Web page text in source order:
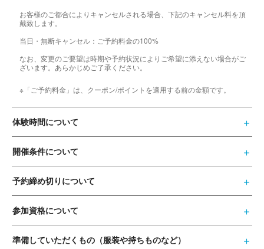
お客様のご都合によりキャンセルされる場合、下記のキャンセル料を頂
戴致します。
当日・無断キャンセル：ご予約料金の100%
なお、変更のご要望は時期や予約状況によりご希望に添えない場合がご
ざいます。あらかじめご了承ください。
※「ご予約料金」は、クーポン/ポイントを適用する前の金額です。
体験時間について
開催条件について
予約締め切りについて
参加資格について
準備していただくもの（服装や持ちものなど）